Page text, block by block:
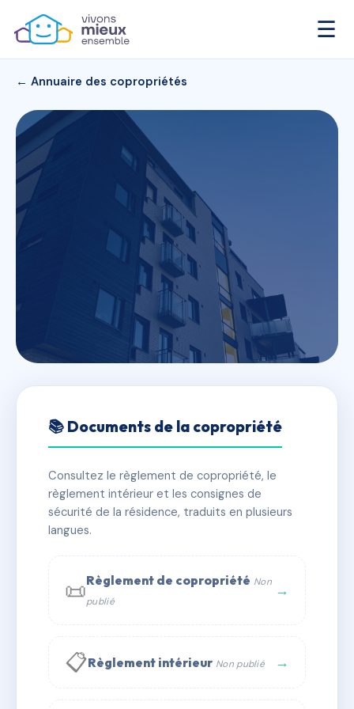
☰
← Annuaire des copropriétés
12 FAUBOURG DE LA BARRE
- MS13589
📍 12 r du faubourg de la barre 76200 DIEPPE
✓ Immatriculée 🏠 15 lots 🏗 1 bâtiment(s)
📞 Contacter Syndic Digital 💬 WhatsApp
✉ Email
📚 Documents de la copropriété
Consultez le règlement de copropriété, le
règlement intérieur et les consignes de
sécurité de la résidence, traduits en plusieurs
langues.
📜Règlement de copropriété Non
publié
→
📋Règlement intérieur Non publié →